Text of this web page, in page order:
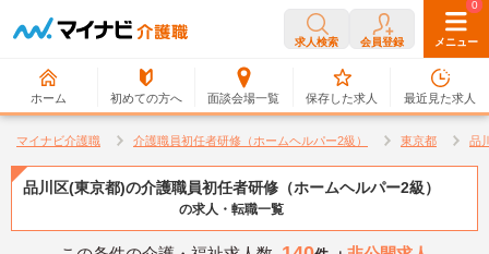
求人検索 会員登録 メニュー
ホーム 初めての方へ 面談会場一覧
0
保存した求人
0
最近見た求人
マイナビ介護職 介護職員初任者研修（ホームヘルパー2級） 東京都 品
品川区(東京都)の介護職員初任者研修（ホームヘルパー2級）
の求人・転職一覧